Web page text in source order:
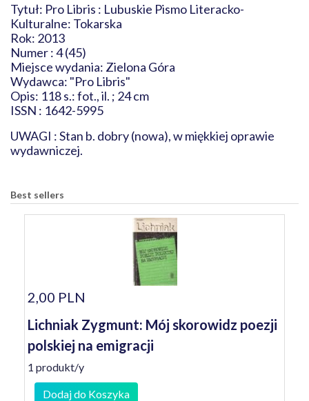
Tytuł: Pro Libris : Lubuskie Pismo Literacko-
Kulturalne: Tokarska
Rok: 2013
Numer : 4 (45)
Miejsce wydania: Zielona Góra
Wydawca: "Pro Libris"
Opis: 118 s.: fot., il. ; 24 cm
ISSN : 1642-5995
UWAGI : Stan b. dobry (nowa), w miękkiej oprawie
wydawniczej.
Best sellers
2,00 PLN
Lichniak Zygmunt: Mój skorowidz poezji
polskiej na emigracji
1 produkt/y
Dodaj do Koszyka